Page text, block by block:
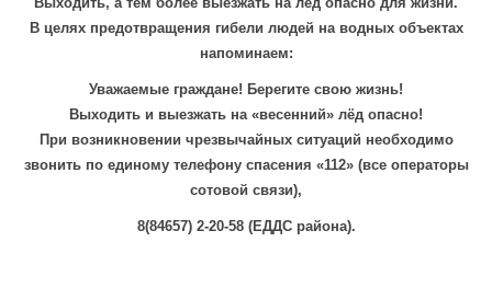
В целях предотвращения гибели людей на водных объектах
напоминаем:
Уважаемые граждане! Берегите свою жизнь!
Выходить и выезжать на «весенний» лёд опасно!
При возникновении чрезвычайных ситуаций необходимо
звонить по единому телефону спасения «112» (все операторы
сотовой связи),
8(84657) 2-20-58 (ЕДДС района).